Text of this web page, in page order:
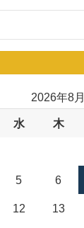
2026年8月
水 木
5 6
12 13